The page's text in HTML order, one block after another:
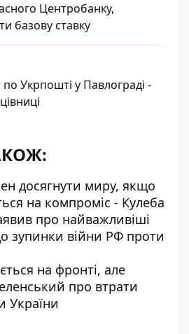
Центробанку,
базову ставку
Укрпошті у Павлограді -
досягнути миру, якщо
на компроміс - Кулеба
про найважливіші
зупинки війни РФ проти
на фронті, але
про втрати
України